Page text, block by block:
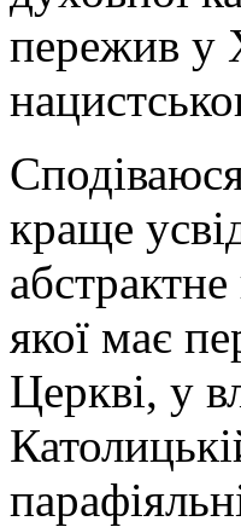
пережив у
краще
якої має
Церкві, у